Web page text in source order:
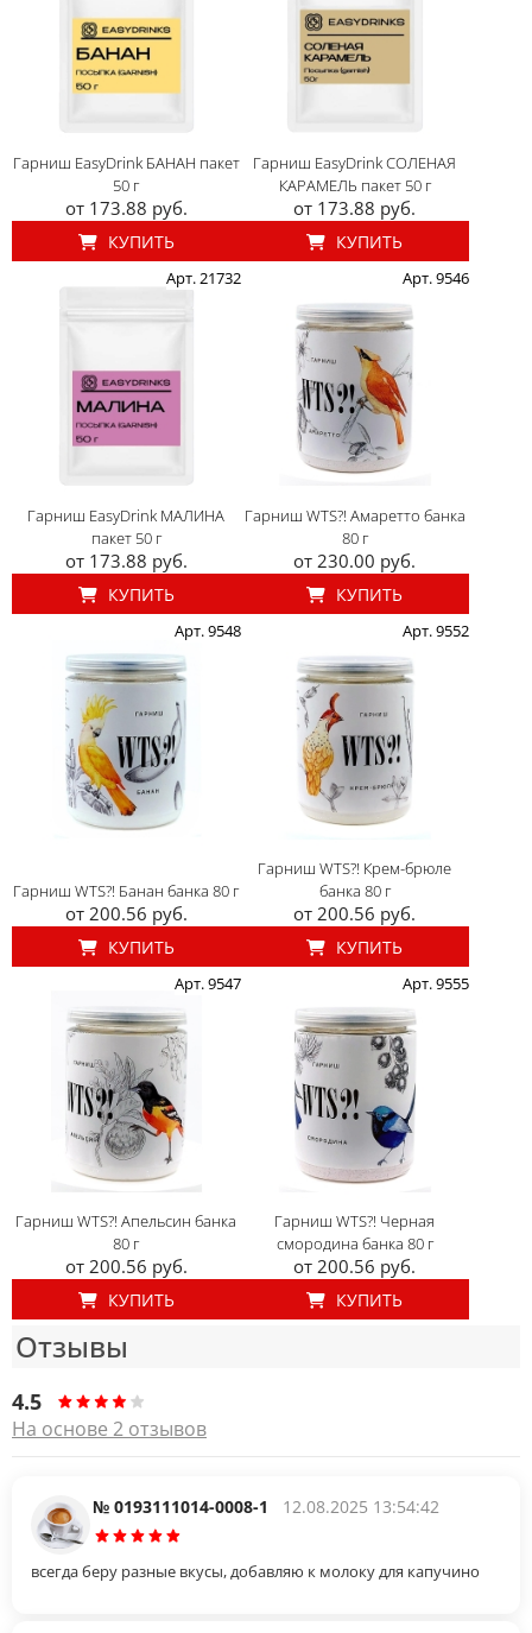
Гарниш EasyDrink БАНАН пакет
50 г
от 173.88 руб.
КУПИТЬ
Гарниш EasyDrink СОЛЕНАЯ
КАРАМЕЛЬ пакет 50 г
от 173.88 руб.
КУПИТЬ
Арт. 21732
Гарниш EasyDrink МАЛИНА
пакет 50 г
от 173.88 руб.
КУПИТЬ
Арт. 9546
Гарниш WTS?! Амаретто банка
80 г
от 230.00 руб.
КУПИТЬ
Арт. 9548
Гарниш WTS?! Банан банка 80 г
от 200.56 руб.
КУПИТЬ
Арт. 9552
Гарниш WTS?! Крем-брюле
банка 80 г
от 200.56 руб.
КУПИТЬ
Арт. 9547
Гарниш WTS?! Апельсин банка
80 г
от 200.56 руб.
КУПИТЬ
Арт. 9555
Гарниш WTS?! Черная
смородина банка 80 г
от 200.56 руб.
КУПИТЬ
Отзывы
4.5
На основе 2 отзывов
№ 0193111014-0008-1 12.08.2025 13:54:42
всегда беру разные вкусы, добавляю к молоку для капучино